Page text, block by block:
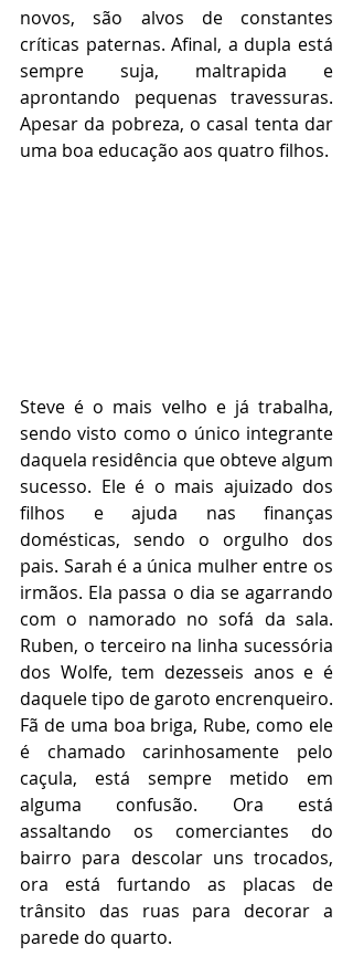
novos, são alvos de constantes
críticas paternas. Afinal, a dupla está
sempre suja, maltrapida e
aprontando pequenas travessuras.
Apesar da pobreza, o casal tenta dar
uma boa educação aos quatro filhos.
Steve é o mais velho e já trabalha,
sendo visto como o único integrante
daquela residência que obteve algum
sucesso. Ele é o mais ajuizado dos
filhos e ajuda nas finanças
domésticas, sendo o orgulho dos
pais. Sarah é a única mulher entre os
irmãos. Ela passa o dia se agarrando
com o namorado no sofá da sala.
Ruben, o terceiro na linha sucessória
dos Wolfe, tem dezesseis anos e é
daquele tipo de garoto encrenqueiro.
Fã de uma boa briga, Rube, como ele
é chamado carinhosamente pelo
caçula, está sempre metido em
alguma confusão. Ora está
assaltando os comerciantes do
bairro para descolar uns trocados,
ora está furtando as placas de
trânsito das ruas para decorar a
parede do quarto.